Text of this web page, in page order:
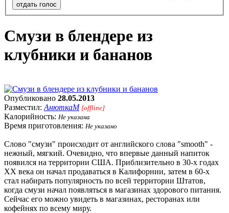
отдать голос
Смузи в блендере из
клубники и бананов
Опубликовано 28.05.2013
Разместил: АнюткаM [offline]
Калорийность: Не указана
Время приготовления: Не указано
Слово "смузи" происходит от английского слова "smooth" -
нежный, мягкий. Очевидно, что впервые данный напиток
появился на территории США. Приблизительно в 30-х годах
XX века он начал продаваться в Калифорнии, затем в 60-х
стал набирать популярность по всей территории Штатов,
когда смузи начал появляться в магазинах здорового питания.
Сейчас его можно увидеть в магазинах, ресторанах или
кофейнях по всему миру.